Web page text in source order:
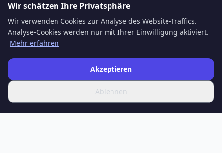
Wir schätzen Ihre Privatsphäre
Wir verwenden Cookies zur Analyse des Website-Traffics.
Analyse-Cookies werden nur mit Ihrer Einwilligung aktiviert.
Mehr erfahren
Ablehnen
Akzeptieren